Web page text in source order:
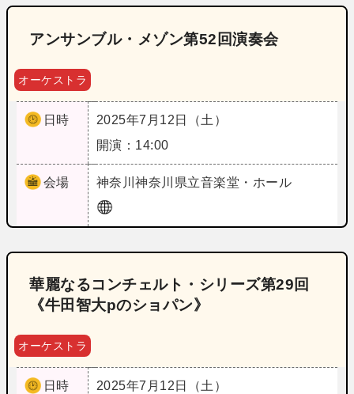
アンサンブル・メゾン第52回演奏会
オーケストラ
日時
2025年7月12日（土）
開演：14:00
会場 神奈川神奈川県立音楽堂・ホール
華麗なるコンチェルト・シリーズ第29回
《牛田智大pのショパン》
オーケストラ
日時
2025年7月12日（土）